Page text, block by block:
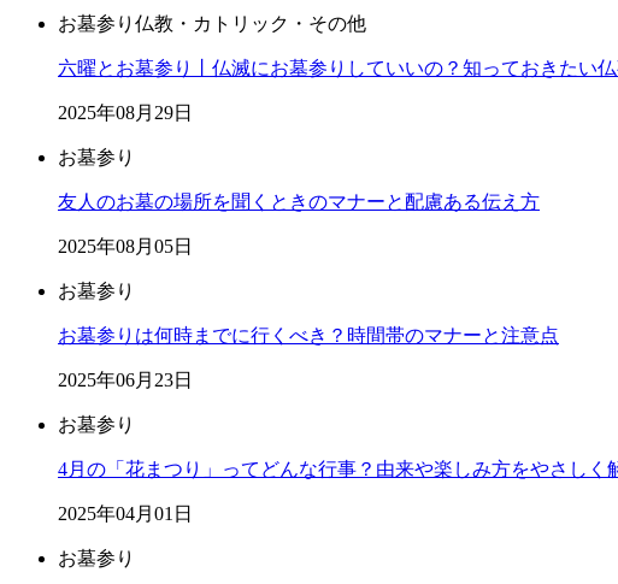
お墓参り 仏教・カトリック・その他
六曜とお墓参り丨仏滅にお墓参りしていいの？知っておきたい
2025年08月29日
お墓参り
友人のお墓の場所を聞くときのマナーと配慮ある伝え方
2025年08月05日
お墓参り
お墓参りは何時までに行くべき？時間帯のマナーと注意点
2025年06月23日
お墓参り
4月の「花まつり」ってどんな行事？由来や楽しみ方をやさしく
2025年04月01日
お墓参り